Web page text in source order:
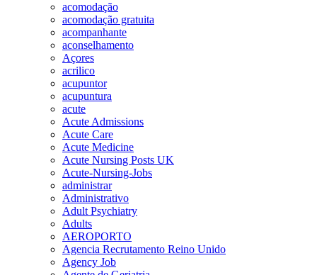
acomodação
acomodação gratuita
acompanhante
aconselhamento
Açores
acrilico
acupuntor
acupuntura
acute
Acute Admissions
Acute Care
Acute Medicine
Acute Nursing Posts UK
Acute-Nursing-Jobs
administrar
Administrativo
Adult Psychiatry
Adults
AEROPORTO
Agencia Recrutamento Reino Unido
Agency Job